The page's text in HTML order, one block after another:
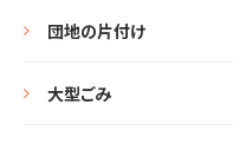
団地の片付け
大型ごみ